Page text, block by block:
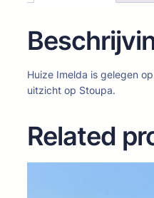
Huize Imelda is gelegen
uitzicht op Stoupa.
Related